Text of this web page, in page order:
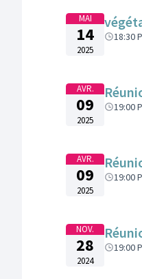
MAI
14
2025
18:30
AVR.
09
2025
19:00
AVR.
09
2025
19:00
NOV.
28
2024
19:00